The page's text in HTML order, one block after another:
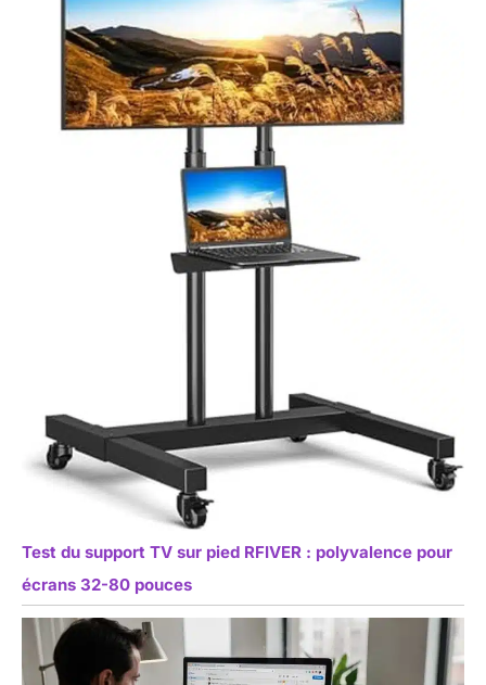
Test du support TV sur pied RFIVER : polyvalence pour
écrans 32-80 pouces